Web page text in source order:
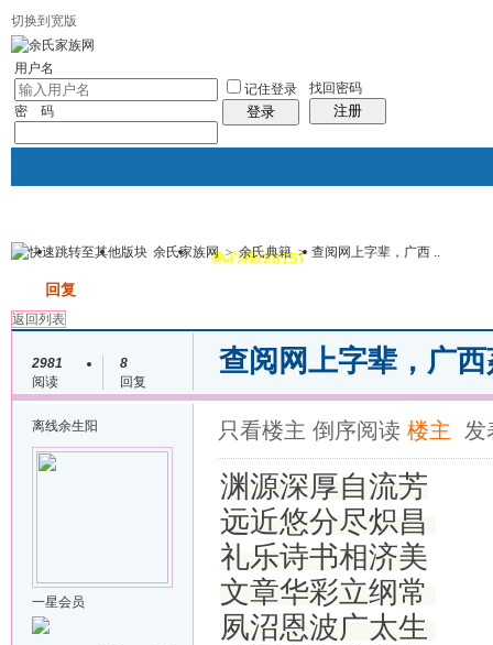
切换到宽版
用户名
密 码
记住登录
登录
找回密码
注册
我的 讨论区 热心榜(2015) 风采堂
余氏家族网 > 余氏典籍 > 查阅网上字辈，广西 ..
回复
返回列表
2981
阅读
8
回复
查阅网上字辈，广
离线余生阳
一星会员
只看楼主 倒序阅读 楼主 发
渊源深厚自流芳
远近悠分尽炽昌
礼乐诗书相济美
文章华彩立纲常
夙沼恩波广太生